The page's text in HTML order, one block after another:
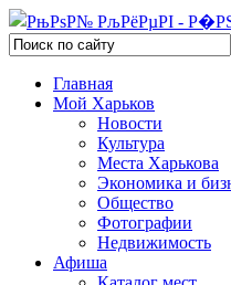
Главная
Мой Харьков
Новости
Культура
Места Харькова
Экономика и
Общество
Фотографии
Недвижимость
Афиша